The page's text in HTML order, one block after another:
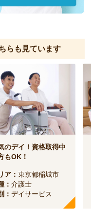
らも見ています
のデイ！資格取得中
もOK！
ア：東京都稲城市
：介護士
：デイサービス